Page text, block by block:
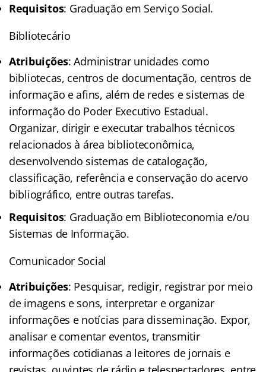
Requisitos: Graduação em Serviço Social.
Bibliotecário
Atribuições: Administrar unidades como
bibliotecas, centros de documentação, centros de
informação e afins, além de redes e sistemas de
informação do Poder Executivo Estadual.
Organizar, dirigir e executar trabalhos técnicos
relacionados à área biblioteconômica,
desenvolvendo sistemas de catalogação,
classificação, referência e conservação do acervo
bibliográfico, entre outras tarefas.
Requisitos: Graduação em Biblioteconomia e/ou
Sistemas de Informação.
Comunicador Social
Atribuições: Pesquisar, redigir, registrar por meio
de imagens e sons, interpretar e organizar
informações e notícias para disseminação. Expor,
analisar e comentar eventos, transmitir
informações cotidianas a leitores de jornais e